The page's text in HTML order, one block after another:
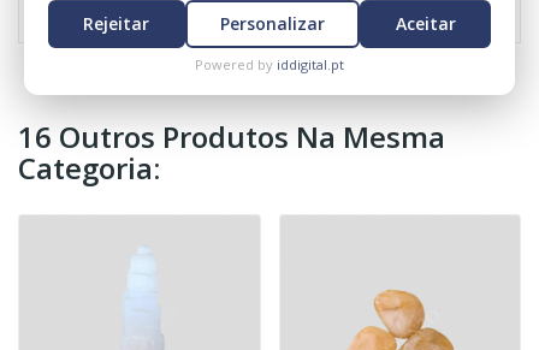
16 Outros Produtos Na Mesma
Categoria:
Rejeitar
Personalizar Aceitar
Powered by iddigital.pt